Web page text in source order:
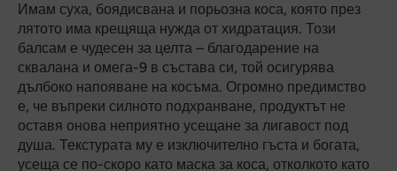
Имам суха, боядисвана и порьозна коса, която през
лятото има крещяща нужда от хидратация. Този
балсам е чудесен за целта – благодарение на
сквалана и омега-9 в състава си, той осигурява
дълбоко напояване на косъма. Огромно предимство
е, че въпреки силното подхранване, продуктът не
оставя онова неприятно усещане за лигавост под
душа. Текстурата му е изключително гъста и богата,
усеща се по-скоро като маска за коса, отколкото като